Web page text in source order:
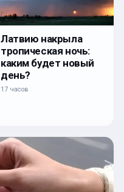
Латвию накрыла
тропическая ночь:
каким будет новый
день?
17 часов